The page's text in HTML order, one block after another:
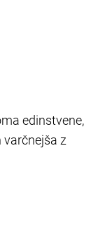
edinstvene,
varčnejša z